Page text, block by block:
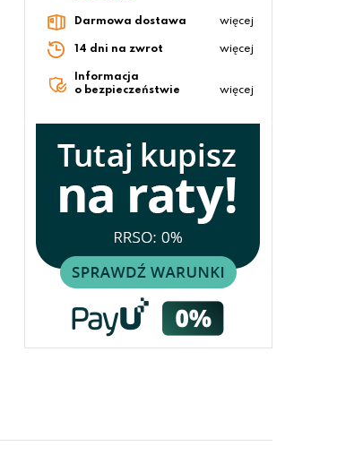
Darmowa dostawa więcej
14 dni na zwrot więcej
Informacja
o bezpieczeństwie
więcej